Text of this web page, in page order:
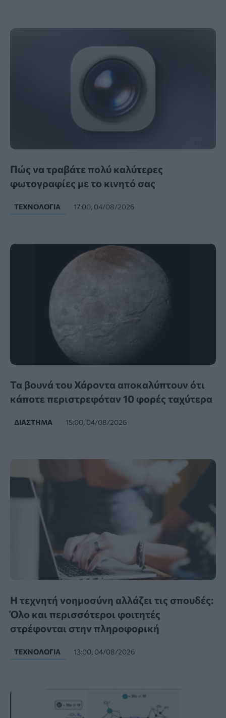
Πώς να τραβάτε πολύ καλύτερες
φωτογραφίες με το κινητό σας
ΤΕΧΝΟΛΟΓΊΑ 17:00, 04/08/2026
Τα βουνά του Χάροντα αποκαλύπτουν ότι
κάποτε περιστρεφόταν 10 φορές ταχύτερα
ΔΙΆΣΤΗΜΑ 15:00, 04/08/2026
Η τεχνητή νοημοσύνη αλλάζει τις σπουδές:
Όλο και περισσότεροι φοιτητές
στρέφονται στην πληροφορική
ΤΕΧΝΟΛΟΓΊΑ 13:00, 04/08/2026